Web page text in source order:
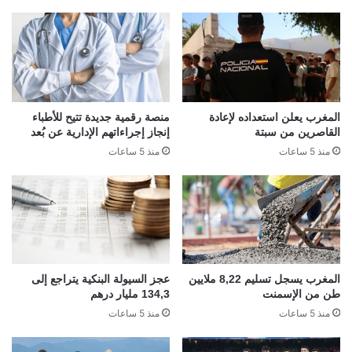
المغرب يعلن استعداده لإعادة
القاصرين من سبتة
منذ 5 ساعات
منصة رقمية جديدة تتيح للأطباء
إنجاز إجراءاتهم الإدارية عن بُعد
منذ 5 ساعات
المغرب يسجل تسليم 8,22 ملايين
طن من الإسمنت
منذ 5 ساعات
عجز السيولة البنكية يتراجع إلى
134,3 مليار درهم
منذ 5 ساعات